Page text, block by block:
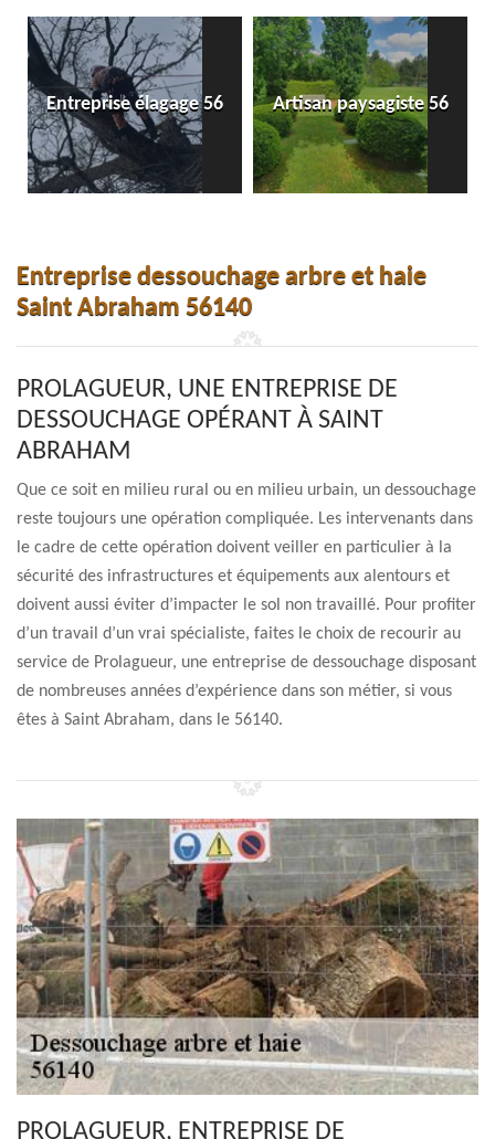
Entreprise élagage 56 Artisan paysagiste 56
Entreprise dessouchage arbre et haie
Saint Abraham 56140
PROLAGUEUR, UNE ENTREPRISE DE
DESSOUCHAGE OPÉRANT À SAINT
ABRAHAM
Que ce soit en milieu rural ou en milieu urbain, un dessouchage
reste toujours une opération compliquée. Les intervenants dans
le cadre de cette opération doivent veiller en particulier à la
sécurité des infrastructures et équipements aux alentours et
doivent aussi éviter d’impacter le sol non travaillé. Pour profiter
d’un travail d’un vrai spécialiste, faites le choix de recourir au
service de Prolagueur, une entreprise de dessouchage disposant
de nombreuses années d’expérience dans son métier, si vous
êtes à Saint Abraham, dans le 56140.
PROLAGUEUR, ENTREPRISE DE